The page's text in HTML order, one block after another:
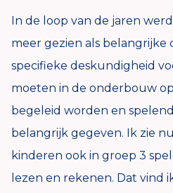
In de loop van de jaren
meer gezien als belangrijke
specifieke deskundigheid
moeten in de onderbouw
begeleid worden en
belangrijk gegeven. Ik zie
kinderen ook in groep 3
lezen en rekenen. Dat vind